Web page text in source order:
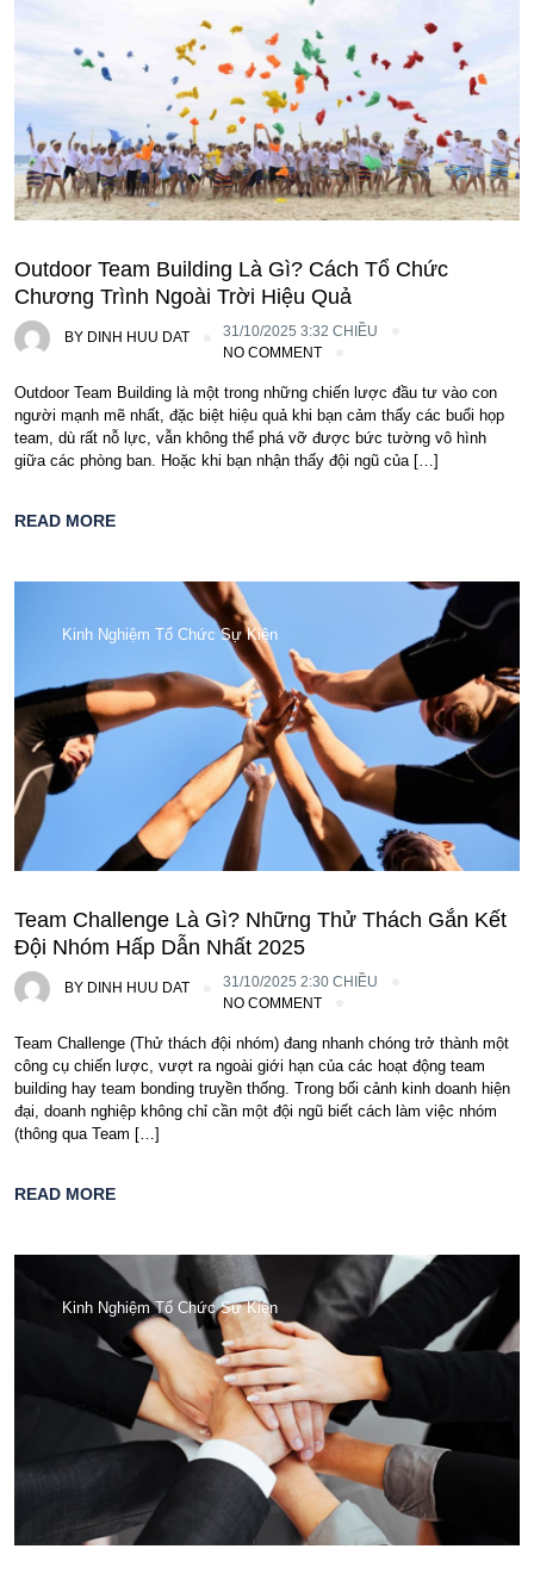
Outdoor Team Building Là Gì? Cách Tổ Chức
Chương Trình Ngoài Trời Hiệu Quả
BY DINH HUU DAT
31/10/2025 3:32 CHIỀU
NO COMMENT
Outdoor Team Building là một trong những chiến lược đầu tư vào con
người mạnh mẽ nhất, đặc biệt hiệu quả khi bạn cảm thấy các buổi họp
team, dù rất nỗ lực, vẫn không thể phá vỡ được bức tường vô hình
giữa các phòng ban. Hoặc khi bạn nhận thấy đội ngũ của […]
READ MORE
Kinh Nghiệm Tổ Chức Sự Kiện
Team Challenge Là Gì? Những Thử Thách Gắn Kết
Đội Nhóm Hấp Dẫn Nhất 2025
BY DINH HUU DAT
31/10/2025 2:30 CHIỀU
NO COMMENT
Team Challenge (Thử thách đội nhóm) đang nhanh chóng trở thành một
công cụ chiến lược, vượt ra ngoài giới hạn của các hoạt động team
building hay team bonding truyền thống. Trong bối cảnh kinh doanh hiện
đại, doanh nghiệp không chỉ cần một đội ngũ biết cách làm việc nhóm
(thông qua Team […]
READ MORE
Kinh Nghiệm Tổ Chức Sự Kiện